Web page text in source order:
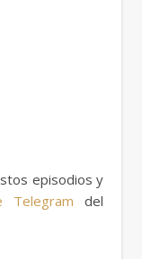
episodios y
Telegram del